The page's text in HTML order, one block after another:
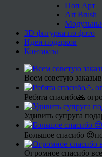
Поп Арт
Art Brush
3D фигурка по фото
Идеи подарков
Контакты
Всем советую
Ребята спасибо🙏
Удивить супруга
Большое спасибо
Огромное спасибо